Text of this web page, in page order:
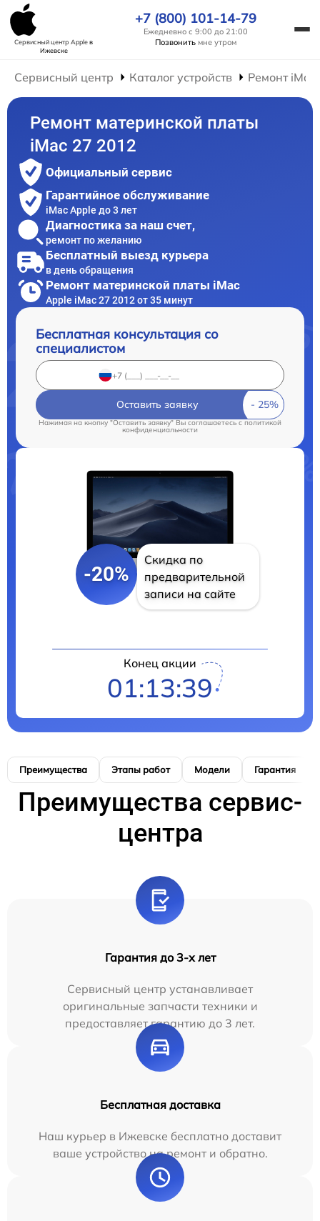
Сервисный центр Appleв
Ижевске
+7 (800) 101-14-79
Ежедневно с 9:00 до 21:00
Позвонить мне утром
Сервисный центр Каталог устройств Ремонт iMac
Ремонт материнской платы
iMac 27 2012
Официальный сервис
Гарантийное обслуживание
iMac Apple до 3 лет
Диагностика за наш счет,
ремонт по желанию
Бесплатный выезд курьера
в день обращения
Ремонт материнской платы iMac
Apple iMac 27 2012 от 35 минут
Бесплатная консультация со
специалистом
Оставить заявку
Нажимая на кнопку "Оставить заявку" Вы соглашаетесь cполитикой
конфиденциальности
-20%
Скидка по
предварительной
записи на сайте
Конец акции
01:13:38
Преимущества Этапы работ Модели Гарантия
Преимущества сервис-
центра
Гарантия до 3-х лет
Сервисный центр устанавливает
оригинальные запчасти техники и
предоставляет гарантию до 3 лет.
Бесплатная доставка
Наш курьер в Ижевске бесплатно доставит
ваше устройство на ремонт и обратно.